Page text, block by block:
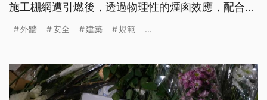
施工棚網遭引燃後，透過物理性的煙囪效應，配合外
反觀台灣，建築工地雖已普及金屬鷹架，但包覆於外
板複合材料，皆可能隱藏著致命的「隱形火線」。透
過跨部會權責審視與材料科學測試，台灣在追求建築
美觀與節能的同時，如何避免讓居住空間陷入不可逆
外牆 安全 建築 規範 ...